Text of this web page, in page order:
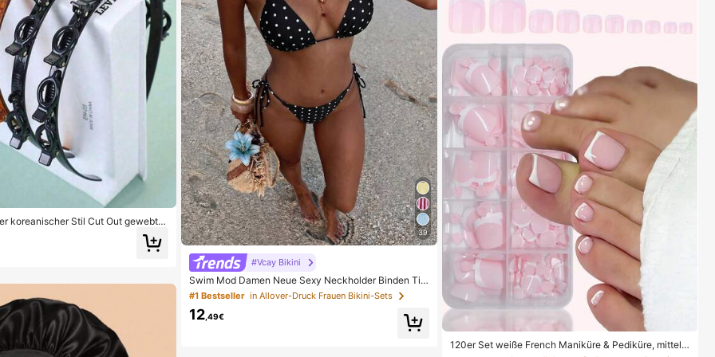
koreanischer Stil Cut Out gewebte
Haarspange Damen Haaracce
Gebrauch geeignet für locki
Hautpflege Gesichtsreinigung Make
39
#Vcay Bikini
Swim Mod Damen Neue Sexy Neckholder Binden Tie
fer Taille Bikinihose Schwarz & Weiß Gepunktet Bikini
Set, Sommer
#1 Bestseller in Allover-Druck Frauen Bikini-Sets
12,49€
120er Set weiße French Maniküre & Pediküre, mittelg